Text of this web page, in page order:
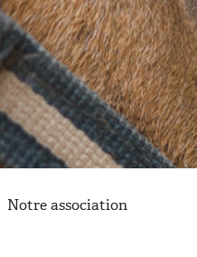
Notre association